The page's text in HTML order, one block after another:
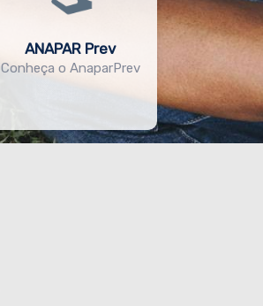
ANAPAR Prev
Conheça o AnaparPrev